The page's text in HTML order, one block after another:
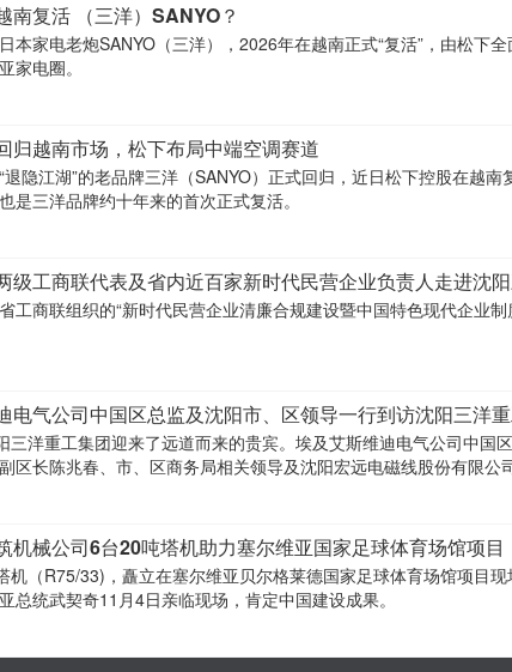
南复活 （三洋）SANYO？
本家电老炮SANYO（三洋），2026年在越南正式“复活”，由松下
家电圈。
归越南市场，松下布局中端空调赛道
退隐江湖”的老品牌三洋（SANYO）正式回归，近日松下控股在越
是三洋品牌约十年来的首次正式复活。
级工商联代表及省内近百家新时代民营企业负责人走进沈
工商联组织的“新时代民营企业清廉合规建设暨中国特色现代企业制
电气公司中国区总监及沈阳市、区领导一行到访沈阳三洋
三洋重工集团迎来了远道而来的贵宾。埃及艾斯维迪电气公司中国
区长陈兆春、市、区商务局相关领导及沈阳宏远电磁线股份有限公
机械公司6台20吨塔机助力塞尔维亚国家足球体育场馆项目
机（R75/33)，矗立在塞尔维亚贝尔格莱德国家足球体育场馆项目现
总统武契奇11月4日亲临现场，肯定中国建设成果。